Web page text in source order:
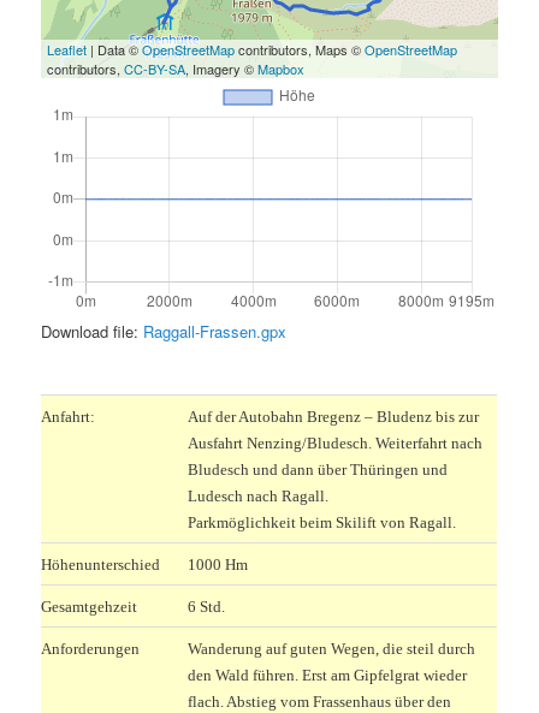
Leaflet | Data ©OpenStreetMapcontributors, Maps ©OpenStreetMap
contributors,CC-BY-SA, Imagery ©Mapbox
Download file: Raggall-Frassen.gpx
Anfahrt:
Auf der Autobahn Bregenz – Bludenz bis zur
Ausfahrt Nenzing/Bludesch. Weiterfahrt nach
Bludesch und dann über Thüringen und
Ludesch nach Ragall.
Parkmöglichkeit beim Skilift von Ragall.
Höhenunterschied 1000 Hm
Gesamtgehzeit 6 Std.
Anforderungen
Wanderung auf guten Wegen, die steil durch
den Wald führen. Erst am Gipfelgrat wieder
flach. Abstieg vom Frassenhaus über den